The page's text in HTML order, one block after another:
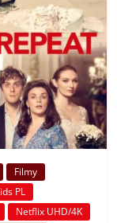
Filmy
PL
Netflix UHD/4K